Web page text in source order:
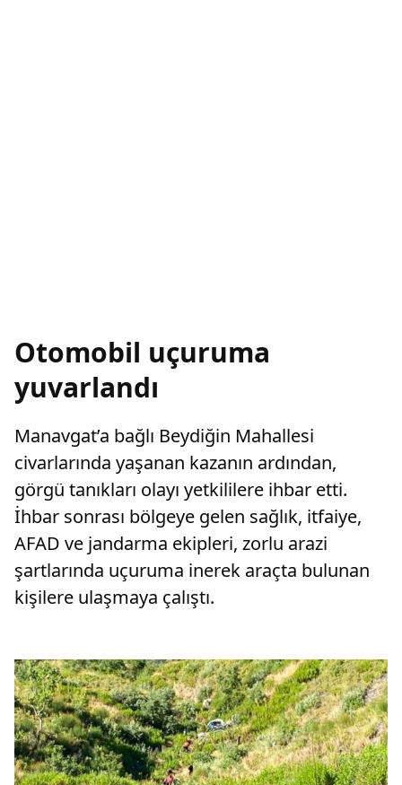
Otomobil uçuruma
yuvarlandı
Manavgat’a bağlı Beydiğin Mahallesi
civarlarında yaşanan kazanın ardından,
görgü tanıkları olayı yetkililere ihbar etti.
İhbar sonrası bölgeye gelen sağlık, itfaiye,
AFAD ve jandarma ekipleri, zorlu arazi
şartlarında uçuruma inerek araçta bulunan
kişilere ulaşmaya çalıştı.